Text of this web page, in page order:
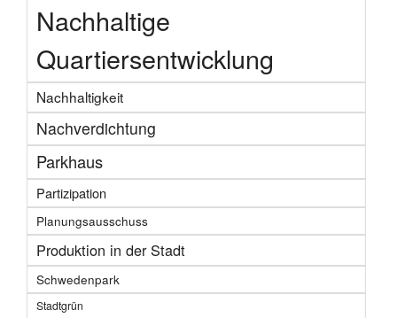
Nachhaltige
Quartiersentwicklung
Nachhaltigkeit
Nachverdichtung
Parkhaus
Partizipation
Planungsausschuss
Produktion in der Stadt
Schwedenpark
Stadtgrün